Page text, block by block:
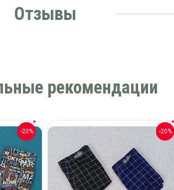
Отзывы
рекомендации
-20% -20%